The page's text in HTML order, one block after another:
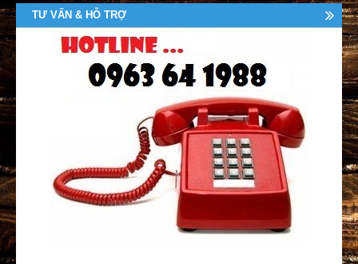
TƯ VẤN & HỖ TRỢ